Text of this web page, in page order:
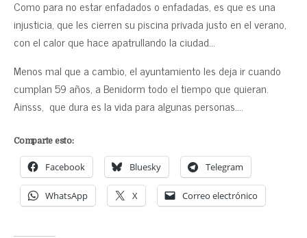
Como para no estar enfadados o enfadadas, es que es una
injusticia, que les cierren su piscina privada justo en el verano,
con el calor que hace apatrullando la ciudad…
Menos mal que a cambio, el ayuntamiento les deja ir cuando
cumplan 59 años, a Benidorm todo el tiempo que quieran.
Ainsss, que dura es la vida para algunas personas….
Comparte esto:
Facebook Bluesky Telegram
WhatsApp X Correo electrónico